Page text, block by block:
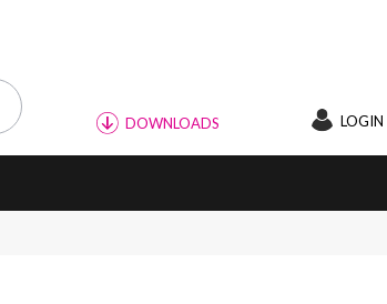
DOWNLOADS LOGIN